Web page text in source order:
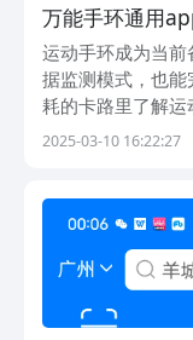
万能手环通用
载推荐
运动手环成为当
据监测模式，也
耗的卡路里了解
血压以及心跳速度
2025-03-10 16:22:27